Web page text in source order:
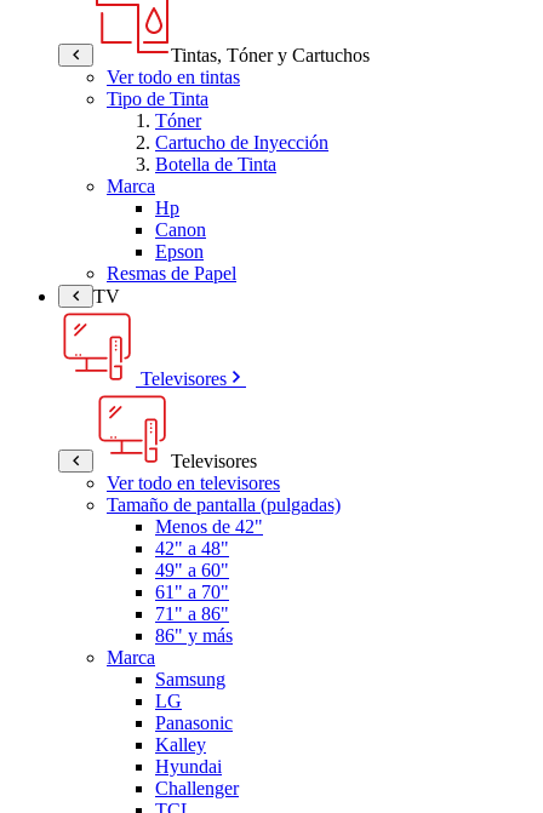
Tintas, Tóner y Cartuchos
Ver todo en tintas
Tipo de Tinta
Tóner
Cartucho de Inyección
Botella de Tinta
Marca
Hp
Canon
Epson
Resmas de Papel
TV
Televisores
Televisores
Ver todo en televisores
Tamaño de pantalla (pulgadas)
Menos de 42"
42" a 48"
49" a 60"
61" a 70"
71" a 86"
86" y más
Marca
Samsung
LG
Panasonic
Kalley
Hyundai
Challenger